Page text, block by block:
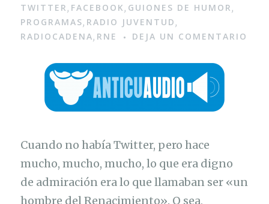
TWITTER, FACEBOOK, GUIONES DE HUMOR,
PROGRAMAS, RADIO JUVENTUD,
RADIOCADENA, RNE DEJA UN COMENTARIO
Cuando no había Twitter, pero hace
mucho, mucho, mucho, lo que era digno
de admiración era lo que llamaban ser «un
hombre del Renacimiento». O sea,